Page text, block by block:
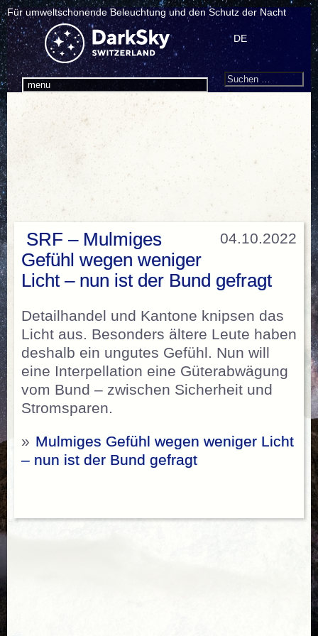
Für umweltschonende Beleuchtung und den Schutz der Nacht
menu
DE
Search
Suchen
04.10.2022
SRF – Mulmiges
Gefühl wegen weniger
Licht – nun ist der Bund gefragt
Detailhandel und Kantone knipsen das
Licht aus. Besonders ältere Leute haben
deshalb ein ungutes Gefühl. Nun will
eine Interpellation eine Güterabwägung
vom Bund – zwischen Sicherheit und
Stromsparen.
» Mulmiges Gefühl wegen weniger Licht
– nun ist der Bund gefragt